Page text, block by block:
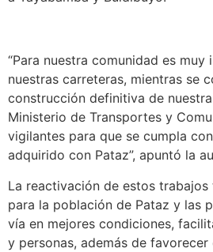
“Para nuestra comunidad es
nuestras carreteras, mientras se
construcción definitiva de
Ministerio de Transportes y
vigilantes para que se cumpla
adquirido con Pataz”, apuntó la
La reactivación de estos
para la población de Pataz y las
vía en mejores condiciones,
y personas, además de